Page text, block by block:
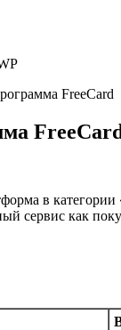
FreeCard
в
сервис как